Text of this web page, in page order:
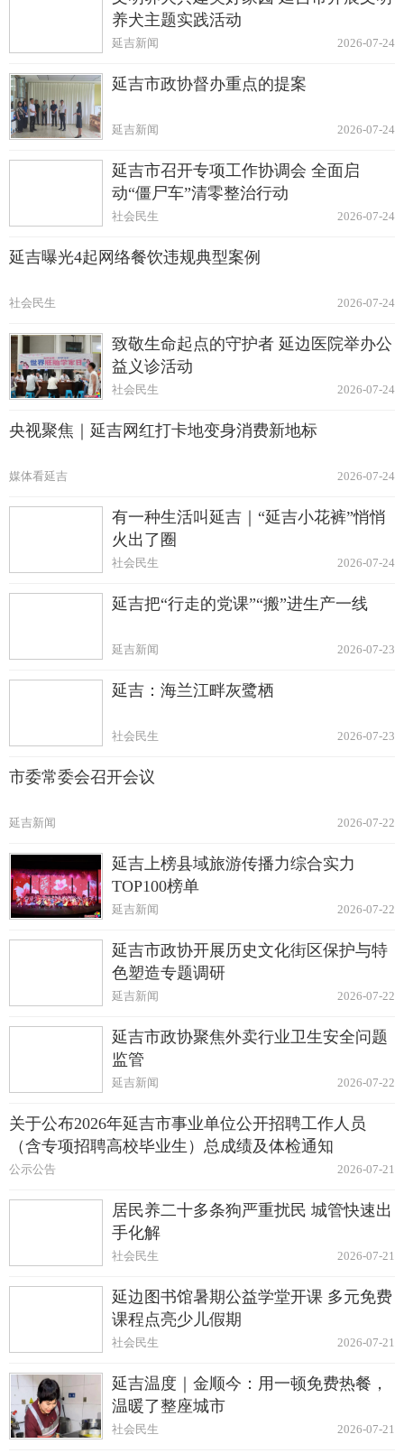
养犬主题实践活动
2026-07-24
延吉新闻
延吉市政协督办重点的提案
2026-07-24
延吉新闻
延吉市召开专项工作协调会 全面启
动“僵尸车”清零整治行动
2026-07-24
社会民生
延吉曝光4起网络餐饮违规典型案例
2026-07-24
社会民生
致敬生命起点的守护者 延边医院举办公
益义诊活动
2026-07-24
社会民生
央视聚焦｜延吉网红打卡地变身消费新地标
2026-07-24
媒体看延吉
有一种生活叫延吉｜“延吉小花裤”悄悄
火出了圈
2026-07-24
社会民生
延吉把“行走的党课”“搬”进生产一线
2026-07-23
延吉新闻
延吉：海兰江畔灰鹭栖
2026-07-23
社会民生
市委常委会召开会议
2026-07-22
延吉新闻
延吉上榜县域旅游传播力综合实力
TOP100榜单
2026-07-22
延吉新闻
延吉市政协开展历史文化街区保护与特
色塑造专题调研
2026-07-22
延吉新闻
延吉市政协聚焦外卖行业卫生安全问题
监管
2026-07-22
延吉新闻
关于公布2026年延吉市事业单位公开招聘工作人员
（含专项招聘高校毕业生）总成绩及体检通知
2026-07-21
公示公告
居民养二十多条狗严重扰民 城管快速出
手化解
2026-07-21
社会民生
延边图书馆暑期公益学堂开课 多元免费
课程点亮少儿假期
2026-07-21
社会民生
延吉温度｜金顺今：用一顿免费热餐，
温暖了整座城市
2026-07-21
社会民生